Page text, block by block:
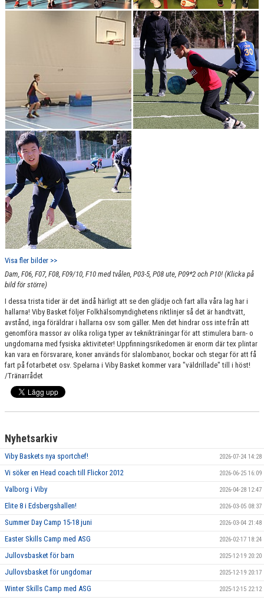
Visa fler bilder >>
Dam, F06, F07, F08, F09/10, F10 med tvålen, P03-5, P08 ute, P09*2 och P10! (Klicka på
bild för större)
I dessa trista tider är det ändå härligt att se den glädje och fart alla våra lag har i
hallarna! Viby Basket följer Folkhälsomyndighetens riktlinjer så det är handtvätt,
avstånd, inga föräldrar i hallarna osv som gäller. Men det hindrar oss inte från att
genomföra massor av olika roliga typer av teknikträningar för att stimulera barn- o
ungdomarna med fysiska aktiviteter! Uppfinningsrikedomen är enorm där tex plintar
kan vara en försvarare, koner används för slalombanor, bockar och stegar för att få
fart på fotarbetet osv. Spelarna i Viby Basket kommer vara "väldrillade" till i höst!
/Tränarrådet
Nyhetsarkiv
Viby Baskets nya sportchef! 2026-07-24 14:28
Vi söker en Head coach till Flickor 2012 2026-06-25 16:09
Valborg i Viby 2026-04-28 12:47
Elite 8 i Edsbergshallen! 2026-03-05 08:37
Summer Day Camp 15-18 juni 2026-03-04 21:48
Easter Skills Camp med ASG 2026-02-17 18:24
Jullovsbasket för barn 2025-12-19 20:20
Jullovsbasket för ungdomar 2025-12-19 20:17
Winter Skills Camp med ASG 2025-12-15 22:12